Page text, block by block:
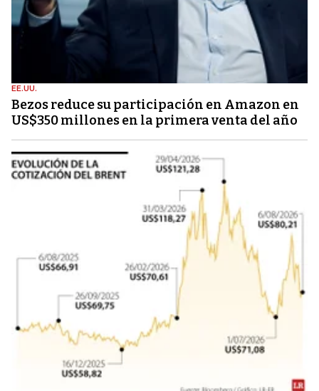
EE.UU.
Bezos reduce su participación en Amazon en
US$350 millones en la primera venta del año